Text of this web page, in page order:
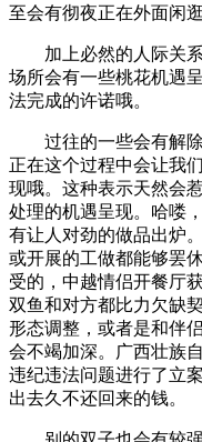
至会有彻夜正在外面闲
加上必然的人际关系
场所会有一些桃花机遇
法完成的许诺哦。
过往的一些会有解除
正在这个过程中会让我
现哦。这种表示天然会
处理的机遇呈现。哈喽
有让人对劲的做品出炉
或开展的工做都能够罢
受的，中越情侣开餐厅
双鱼和对方都比力欠缺
形态调整，或者是和伴
会不竭加深。广西壮族
违纪违法问题进行了立
出去久不还回来的钱。